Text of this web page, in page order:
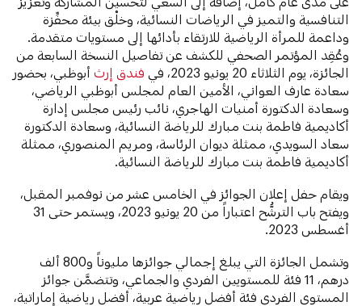
التنافسية والتميز في الرياضات النسائية، وخلْق بيئة محفِّزة
وداعمة للمرأة الرياضية للارتقاء بأدائها إلى مستويات متقدمة.
وعُقِد المؤتمر الصحفي للكشف عن تفاصيل النسخة السابعة من
الجائزة، يوم الثلاثاء 20 يونيو 2023، في
فندق إرثأبوظبي، بحضور
سعادة عارف العواني، الأمين العام لمجلس أبوظبي الرياضي،
وسعادة الدكتورة أمنيات الهاجري، نائب رئيس مجلس إدارة
أكاديمية فاطمة بنت مبارك للرياضة النسائية، وسعادة الدكتورة
سعاد السويدي، ممثلة ديوان الرئاسة، ومريم المنصوري، ممثلة
أكاديمية فاطمة بنت مبارك للرياضة النسائية.
‎ويقام حفل إعلان الجوائز في الخامس عشر من نوفمبر المقبل،
ويفتح باب الترشُّح اعتباراً من 20 يونيو 2023، ويستمر حتى 31
أغسطس 2023.
وتشمل الجائزة التي يبلغ إجمالي جوائزها مليوناً و800 ألف
درهم، 11 فئة للمستويين الفردي والجماعي، وتتضمَّن جوائز
المستوى الفردي فئة أفضل رياضية عربية، أفضل رياضية إماراتية،